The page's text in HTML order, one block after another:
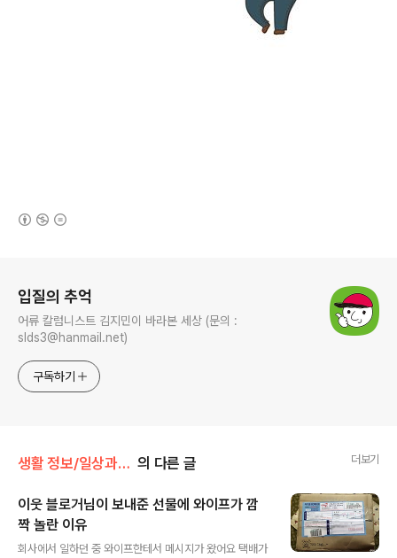
입질의 추억
어류 칼럼니스트 김지민이 바라본 세상 (문의 :
slds3@hanmail.net)
구독하기
생활 정보/일상과 생각, 사진 의 다른 글 더보기
이웃 블로거님이 보내준 선물에 와이프가 깜
짝 놀란 이유
회사에서 일하던 중 와이프한테서 메시지가 왔어요 택배가